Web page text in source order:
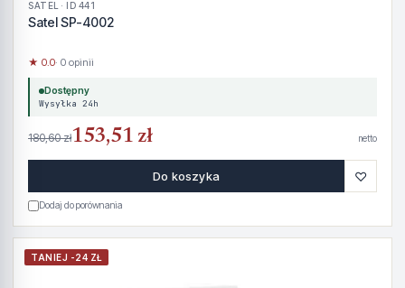
SATEL · ID 441
Satel SP-4002
★ 0.0· 0 opinii
Dostępny
Wysyłka 24h
180,60 zł153,51 zł netto
Do koszyka ♡
Dodaj do porównania
TANIEJ -24 ZŁ